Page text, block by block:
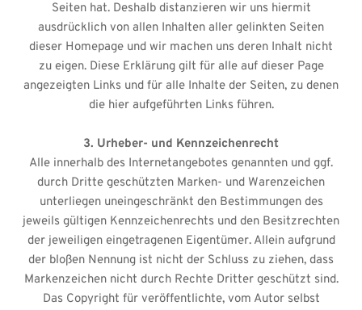
Seiten hat. Deshalb distanzieren wir uns hiermit
ausdrücklich von allen Inhalten aller gelinkten Seiten
dieser Homepage und wir machen uns deren Inhalt nicht
zu eigen. Diese Erklärung gilt für alle auf dieser Page
angezeigten Links und für alle Inhalte der Seiten, zu denen
die hier aufgeführten Links führen.
3. Urheber- und Kennzeichenrecht
Alle innerhalb des Internetangebotes genannten und ggf.
durch Dritte geschützten Marken- und Warenzeichen
unterliegen uneingeschränkt den Bestimmungen des
jeweils gültigen Kennzeichenrechts und den Besitzrechten
der jeweiligen eingetragenen Eigentümer. Allein aufgrund
der bloßen Nennung ist nicht der Schluss zu ziehen, dass
Markenzeichen nicht durch Rechte Dritter geschützt sind.
Das Copyright für veröffentlichte, vom Autor selbst